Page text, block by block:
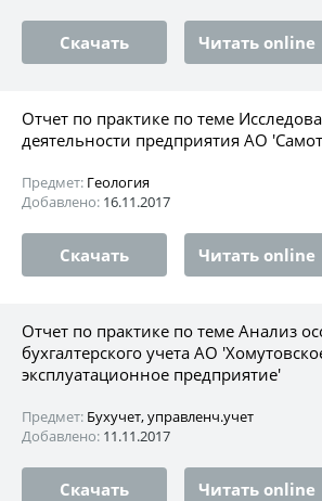
Скачать Читать online
Отчет по практике по теме
деятельности предприятия АО
Предмет: Геология
Добавлено: 16.11.2017
Скачать Читать online
Отчет по практике по теме Анализ
бухгалтерского учета АО
эксплуатационное предприятие'
Предмет: Бухучет, управленч.учет
Добавлено: 11.11.2017
Скачать Читать online